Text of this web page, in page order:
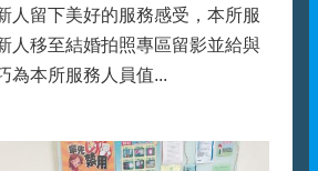
人留下美好的服務感受，本所服
人移至結婚拍照專區留影並給與
為本所服務人員值...